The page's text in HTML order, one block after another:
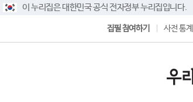
이 누리집은 대한민국 공식 전자정부 누리집입니다.
집필 참여하기 사전 통계